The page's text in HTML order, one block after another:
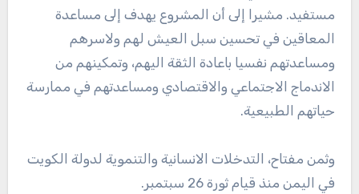
مستفيد. مشيرا إلى أن المشروع يهدف إلى مساعدة
المعاقين في تحسين سبل العيش لهم ولاسرهم
ومساعدتهم نفسيا باعادة الثقة اليهم، وتمكينهم من
الاندماج الاجتماعي والاقتصادي ومساعدتهم في ممارسة
حياتهم الطبيعية.
وثمن مفتاح، التدخلات الانسانية والتنموية لدولة الكويت
في اليمن منذ قيام ثورة 26 سبتمبر.